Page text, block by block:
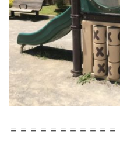
＝＝＝＝＝＝＝＝＝＝